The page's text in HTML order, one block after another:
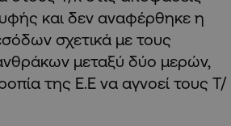
και δεν αναφέρθηκε η
σχετικά με τους
μεταξύ δύο μερών,
της Ε.Ε να αγνοεί τους Τ/